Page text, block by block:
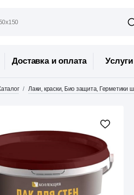
Доставка и оплата Услуги
Лаки, краски, Био защита, Герметики